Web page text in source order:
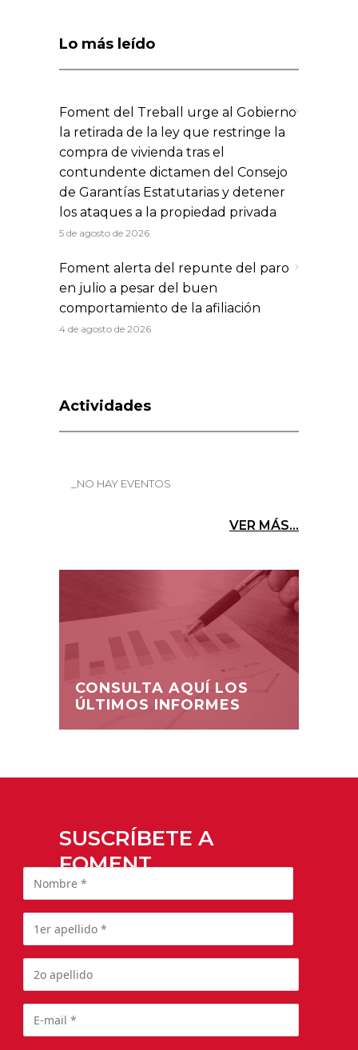
Lo más leído
Foment del Treball urge al Gobierno
la retirada de la ley que restringe la
compra de vivienda tras el
contundente dictamen del Consejo
de Garantías Estatutarias y detener
los ataques a la propiedad privada
5 de agosto de 2026
Foment alerta del repunte del paro
en julio a pesar del buen
comportamiento de la afiliación
4 de agosto de 2026
Actividades
_NO HAY EVENTOS
VER MÁS...
CONSULTA AQUÍ LOS
ÚLTIMOS INFORMES
SUSCRÍBETE A
FOMENT